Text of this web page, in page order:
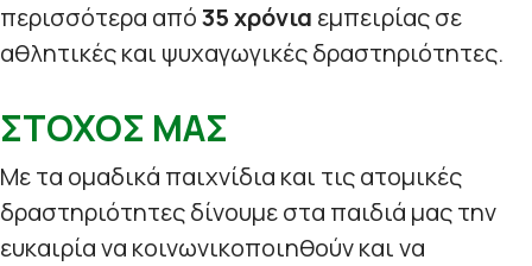
περισσότερα από35 χρόνια εμπειρίας σε
αθλητικές και ψυχαγωγικές δραστηριότητες.
ΣΤΟΧΟΣ ΜΑΣ
Με τα ομαδικά παιχνίδια και τις ατομικές
δραστηριότητες δίνουμε στα παιδιά μας την
ευκαιρία να κοινωνικοποιηθούν και να